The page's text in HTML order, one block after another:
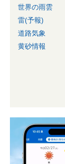
世界の雨雲
雷(予報)
道路気象
黄砂情報